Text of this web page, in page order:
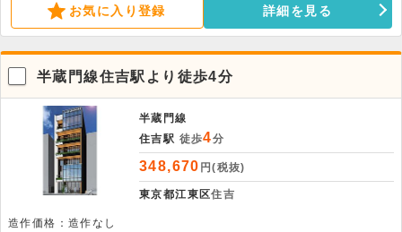
業態に対応する優れた環境です。詳細につきましてはお問い合わせくだ
さい。 面積：1階89.57平米・2階98.56平米・3階93.56平米
お気に入り登録 詳細を見る
半蔵門線住吉駅より徒歩4分
半蔵門線
住吉駅 徒歩4分
348,670 円(税抜)
東京都江東区住吉
造作価格：造作なし